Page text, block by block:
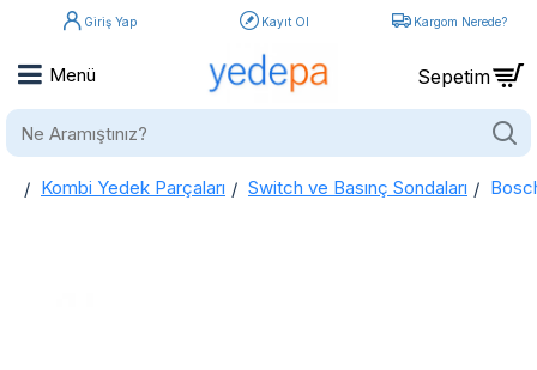
Giriş Yap Kayıt Ol Kargom Nerede?
Ne
home
Kombi Yedek Parçaları Switch ve Basınç Sondaları